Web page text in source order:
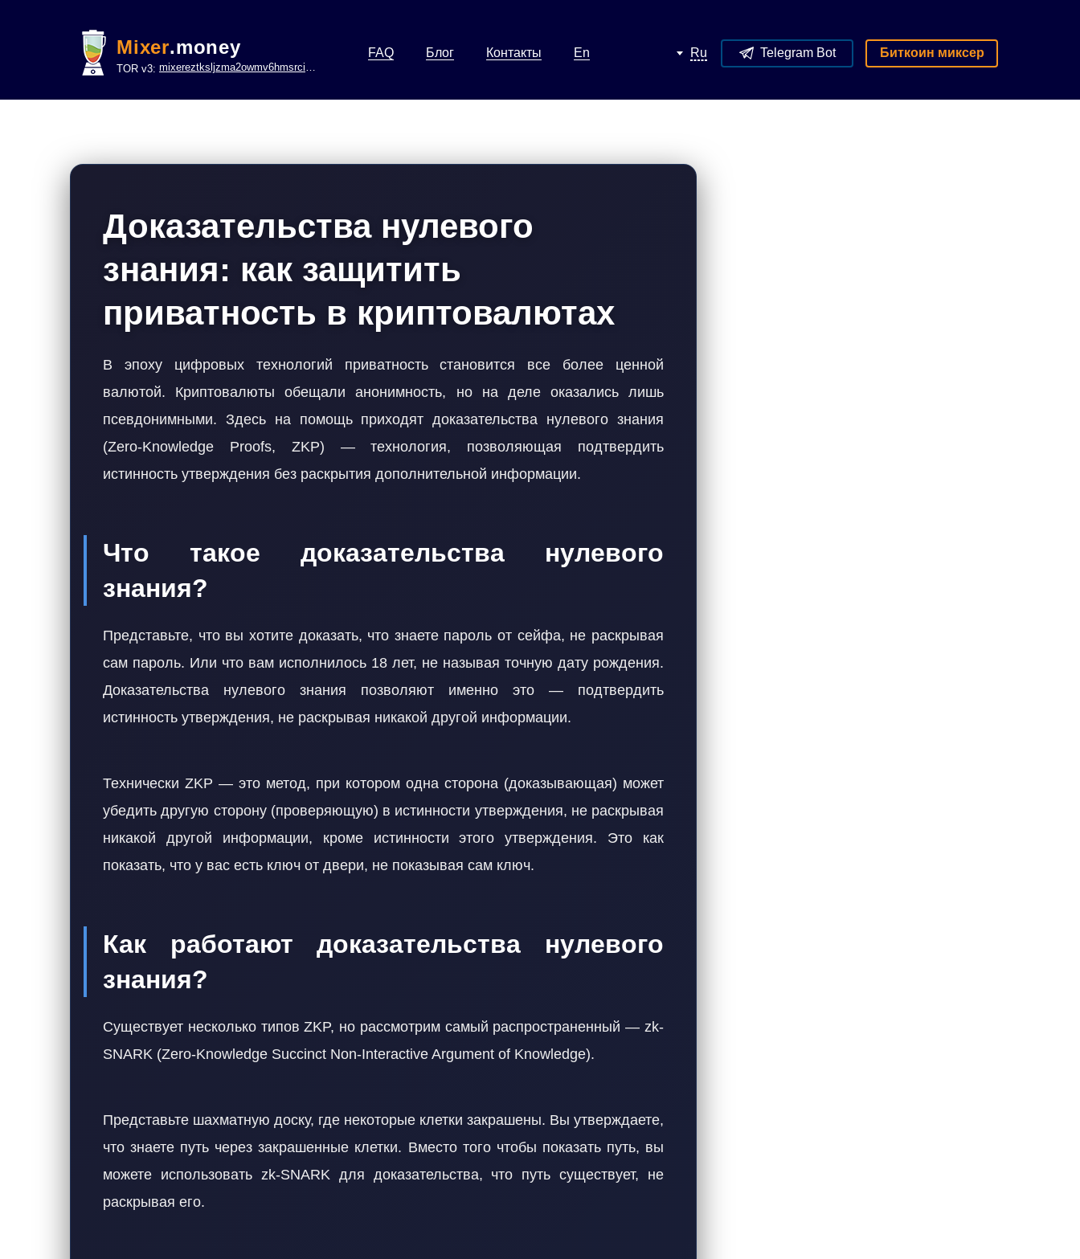
Mixer.money
TOR v3: mixereztksljzma2owmv6hmsrci322lsje6m3svicoddk3xbgvhd2fid.onion
FAQ Блог Контакты En Ru Telegram Bot Биткоин миксер
Доказательства нулевого
знания: как защитить
приватность в криптовалютах
В эпоху цифровых технологий приватность становится все более ценной
валютой. Криптовалюты обещали анонимность, но на деле оказались лишь
псевдонимными. Здесь на помощь приходят доказательства нулевого знания
(Zero-Knowledge Proofs, ZKP) — технология, позволяющая подтвердить
истинность утверждения без раскрытия дополнительной информации.
Что такое доказательства нулевого
знания?
Представьте, что вы хотите доказать, что знаете пароль от сейфа, не раскрывая
сам пароль. Или что вам исполнилось 18 лет, не называя точную дату рождения.
Доказательства нулевого знания позволяют именно это — подтвердить
истинность утверждения, не раскрывая никакой другой информации.
Технически ZKP — это метод, при котором одна сторона (доказывающая) может
убедить другую сторону (проверяющую) в истинности утверждения, не раскрывая
никакой другой информации, кроме истинности этого утверждения. Это как
показать, что у вас есть ключ от двери, не показывая сам ключ.
Как работают доказательства нулевого
знания?
Существует несколько типов ZKP, но рассмотрим самый распространенный — zk-
SNARK (Zero-Knowledge Succinct Non-Interactive Argument of Knowledge).
Представьте шахматную доску, где некоторые клетки закрашены. Вы утверждаете,
что знаете путь через закрашенные клетки. Вместо того чтобы показать путь, вы
можете использовать zk-SNARK для доказательства, что путь существует, не
раскрывая его.